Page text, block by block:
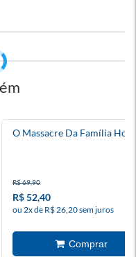
O Massacre Da Família
R$ 69,90
R$ 52,40
ou 2x de R$ 26,20 sem juros